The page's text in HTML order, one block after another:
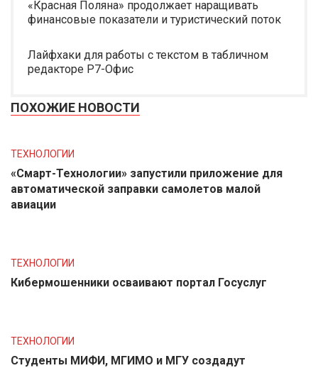
«Красная Поляна» продолжает наращивать
финансовые показатели и туристический поток
Лайфхаки для работы с текстом в табличном
редакторе Р7-Офис
ПОХОЖИЕ НОВОСТИ
ТЕХНОЛОГИИ
«Смарт-Технологии» запустили приложение для
автоматической заправки самолетов малой
авиации
ТЕХНОЛОГИИ
Кибермошенники осваивают портал Госуслуг
ТЕХНОЛОГИИ
Студенты МИФИ, МГИМО и МГУ создадут